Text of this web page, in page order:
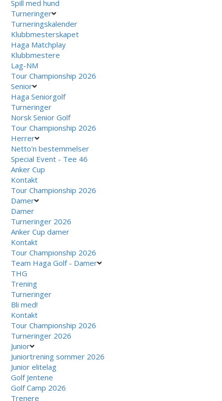
Spill med hund
Turneringer
Turneringskalender
Klubbmesterskapet
Haga Matchplay
Klubbmestere
Lag-NM
Tour Championship 2026
Senior
Haga Seniorgolf
Turneringer
Norsk Senior Golf
Tour Championship 2026
Herrer
Netto'n bestemmelser
Special Event - Tee 46
Anker Cup
Kontakt
Tour Championship 2026
Damer
Damer
Turneringer 2026
Anker Cup damer
Kontakt
Tour Championship 2026
Team Haga Golf - Damer
THG
Trening
Turneringer
Bli med!
Kontakt
Tour Championship 2026
Turneringer 2026
Junior
Juniortrening sommer 2026
Junior elitelag
Golf Jentene
Golf Camp 2026
Trenere